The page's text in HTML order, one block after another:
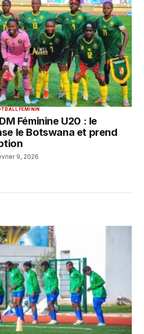
FEMININ
Féminine U20 : le
le Botswana et prend
9, 2026